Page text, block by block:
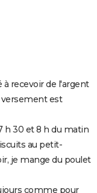
recevoir de l'argent
versement est
h 30 et 8 h du matin
au petit-
je mange du poulet
comme pour